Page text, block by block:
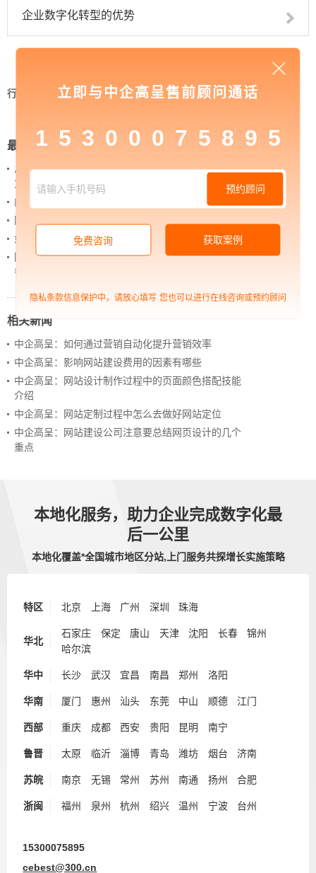
企业数字化转型的优势
行业资讯 企业数字化经营如何实现
最新新闻
从 “黑神话：悟空” 的成功，看企业网站如何撬动品牌
力量
内容管理：媒体资讯网站搭建的隐藏大BOSS
网站进化的终极形态，你了解吗？
如何借助设计服务打造超级品牌？
网站上线后，如何做好运营工作，让网站持续具备竞
争力？
相关新闻
中企高呈：如何通过营销自动化提升营销效率
中企高呈：影响网站建设费用的因素有哪些
中企高呈：网站设计制作过程中的页面颜色搭配技能
介绍
中企高呈：网站定制过程中怎么去做好网站定位
中企高呈：网站建设公司注意要总结网页设计的几个
重点
本地化服务，助力企业完成数字化最
后一公里
本地化覆盖*全国城市地区分站,上门服务共探增长实施策略
特区 北京 上海 广州 深圳 珠海
华北
石家庄 保定 唐山 天津 沈阳 长春
锦州
哈尔滨
华中 长沙 武汉 宜昌 南昌 郑州 洛阳
华南 厦门 惠州 汕头 东莞 中山 顺德 江门
西部 重庆 成都 西安 贵阳 昆明 南宁
鲁晋 太原 临沂 淄博 青岛 潍坊 烟台 济南
苏皖 南京 无锡 常州 苏州 南通 扬州 合肥
浙闽 福州 泉州 杭州 绍兴 温州 宁波 台州
15300075895
cebest@300.cn
立即与中企高呈售前顾问通话
1 5 3 0 0 0 7 5 8 9 5
预约顾问
免费咨询 获取案例
隐私条款信息保护中，请放心填写 您也可以进行在线咨询或预约顾问